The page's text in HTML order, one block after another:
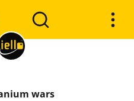
wars